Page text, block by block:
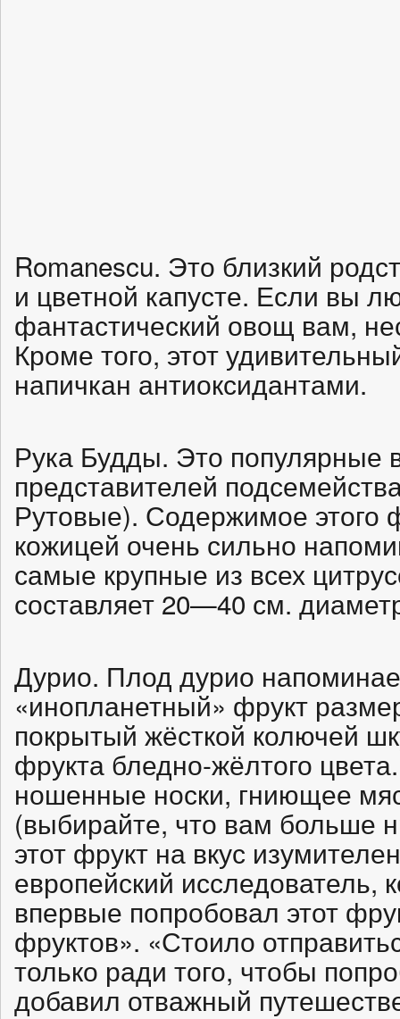
Romanescu. Это близкий
и цветной капусте. Если вы
фантастический овощ вам,
Кроме того, этот
напичкан антиоксидантами.
Рука Будды. Это популярные
представителей
Рутовые). Содержимое этого
кожицей очень сильно
самые крупные из всех
составляет 20—40 см.
Дурио. Плод дурио
«инопланетный» фрукт
покрытый жёсткой колючей
фрукта бледно-жёлтого
ношенные носки, гниющее
(выбирайте, что вам больше
этот фрукт на вкус
европейский исследователь,
впервые попробовал этот
фруктов». «Стоило
только ради того, чтобы
добавил отважный